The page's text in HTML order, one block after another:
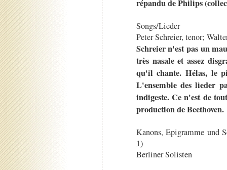
répandu de Philips
Songs/Lieder
Peter Schreier, tenor;
Schreier n'est pas un
très nasale et assez
qu'il chante. Hélas, le
L'ensemble des lieder
indigeste. Ce n'est de
production de Beethoven.
Kanons, Epigramme und
1)
Berliner Solisten